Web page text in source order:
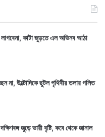
কাটা জুড়তে এল অভিনব আঠা
না, উল্টোদিকে ছুটল পৃথিবীর তলার গলিত
জুড়ে ভারী বৃষ্টি, কবে থেকে জানাল